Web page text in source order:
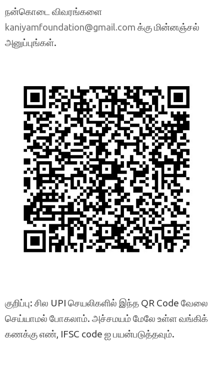
நன்கொடை விவரங்களை
kaniyamfoundation@gmail.com க்கு மின்னஞ்சல்
அனுப்புங்கள்.
குறிப்பு: சில UPI செயலிகளில் இந்த QR Code வேலை
செய்யாமல் போகலாம். அச்சமயம் மேலே உள்ள வங்கிக்
கணக்கு எண், IFSC code ஐ பயன்படுத்தவும்.